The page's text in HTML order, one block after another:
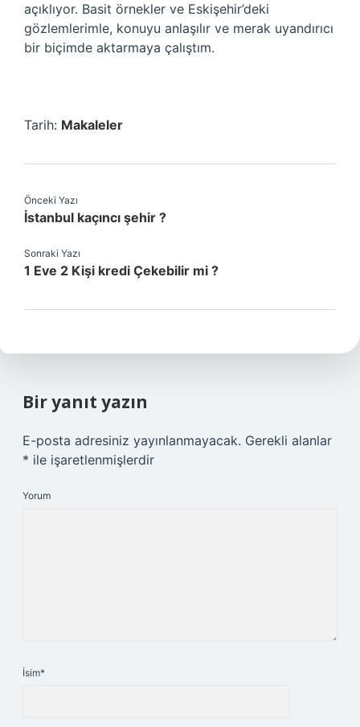
açıklıyor. Basit örnekler ve Eskişehir’deki
gözlemlerimle, konuyu anlaşılır ve merak uyandırıcı
bir biçimde aktarmaya çalıştım.
Tarih: Makaleler
Önceki Yazı
İstanbul kaçıncı şehir ?
Sonraki Yazı
1 Eve 2 Kişi kredi Çekebilir mi ?
Bir yanıt yazın
E-posta adresiniz yayınlanmayacak. Gerekli alanlar
* ile işaretlenmişlerdir
Yorum
İsim*